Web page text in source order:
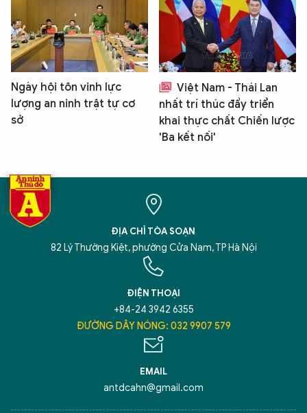
Ngày hội tôn vinh lực
lượng an ninh trật tự cơ
sở
Việt Nam - Thái Lan
nhất trí thúc đẩy triển
khai thực chất Chiến lược
'Ba kết nối'
ĐỊA CHỈ TÒA SOẠN
82 Lý Thường Kiệt, phường Cửa Nam, TP Hà Nội
ĐIỆN THOẠI
+84-24 3942 6355
ĐƯỜNG DÂY NÓNG: 032 9907 579
EMAIL
antdcahn@gmail.com